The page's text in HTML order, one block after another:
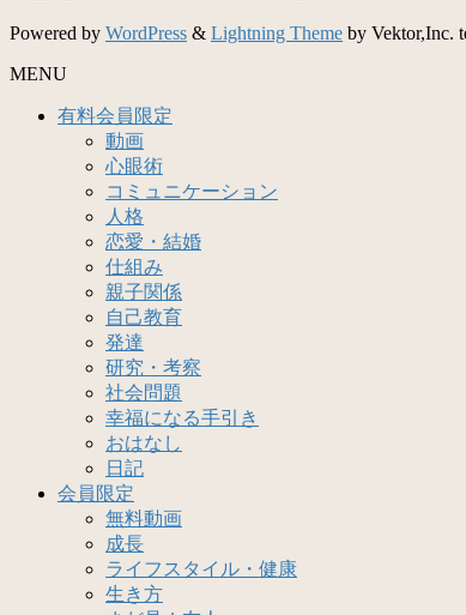
Powered by WordPress & Lightning Theme by Vektor,Inc.
MENU
有料会員限定
動画
心眼術
コミュニケーション
人格
恋愛・結婚
仕組み
親子関係
自己教育
発達
研究・考察
社会問題
幸福になる手引き
おはなし
日記
会員限定
無料動画
成長
ライフスタイル・健康
生き方